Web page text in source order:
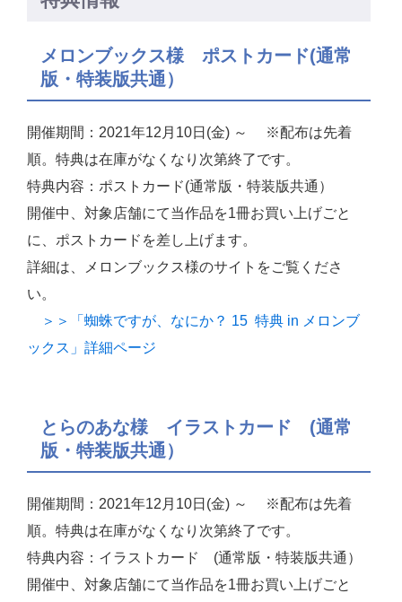
メロンブックス様 ポストカード(通常
版・特装版共通）
開催期間：2021年12月10日(金) ～ ※配布は先着
順。特典は在庫がなくなり次第終了です。
特典内容：ポストカード(通常版・特装版共通）
開催中、対象店舗にて当作品を1冊お買い上げごと
に、ポストカードを差し上げます。
詳細は、メロンブックス様のサイトをご覧くださ
い。
＞＞「蜘蛛ですが、なにか？ 15 特典 in メロンブ
ックス」詳細ページ
とらのあな様 イラストカード (通常
版・特装版共通）
開催期間：2021年12月10日(金) ～ ※配布は先着
順。特典は在庫がなくなり次第終了です。
特典内容：イラストカード (通常版・特装版共通）
開催中、対象店舗にて当作品を1冊お買い上げごと